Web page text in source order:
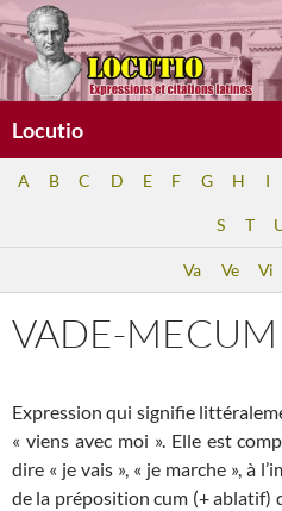
Aller
au
contenu
Locutio
A B C D E F G H I
S T
Va Ve Vi
VADE-MECUM
Expression qui signifie
« viens avec moi ». Elle est
dire « je vais », « je marche », à
de la préposition cum (+ ablatif)